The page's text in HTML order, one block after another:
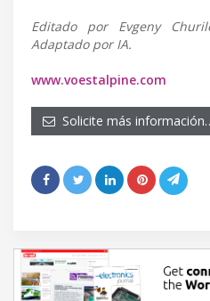
Editado por Evgeny
Adaptado por IA.
www.voestalpine.com
Solicite más